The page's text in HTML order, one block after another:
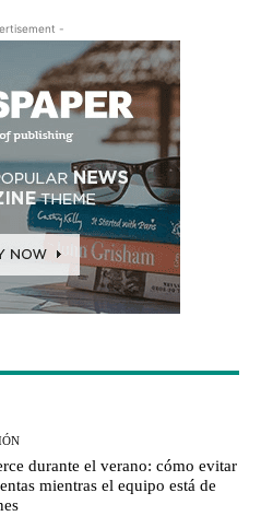
-
durante el verano: cómo evitar
mientras el equipo está de